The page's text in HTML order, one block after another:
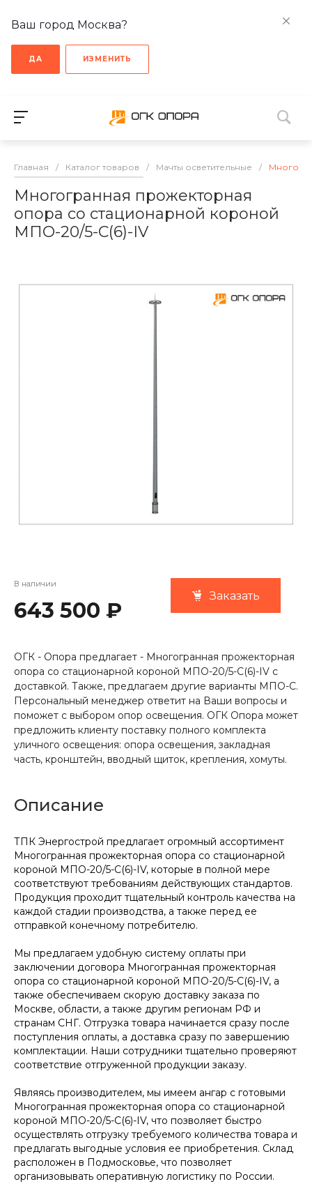
Ваш город Москва?
ДА ИЗМЕНИТЬ
Главная / Каталог товаров / Мачты осветительные /
Многогранная прожекторная
опора со стационарной короной
МПО-20/5-С(6)-IV
В наличии
643 500 ₽
Заказать
ОГК - Опора предлагает - Многогранная прожекторная
опора со стационарной короной МПО-20/5-С(6)-IV с
доставкой. Также, предлагаем другие варианты МПО-С.
Персональный менеджер ответит на Ваши вопросы и
поможет с выбором опор освещения. ОГК Опора может
предложить клиенту поставку полного комплекта
уличного освещения: опора освещения, закладная
часть, кронштейн, вводный щиток, крепления, хомуты.
Описание
ТПК Энергострой предлагает огромный ассортимент
Многогранная прожекторная опора со стационарной
короной МПО-20/5-С(6)-IV, которые в полной мере
соответствуют требованиям действующих стандартов.
Продукция проходит тщательный контроль качества на
каждой стадии производства, а также перед ее
отправкой конечному потребителю.
Мы предлагаем удобную систему оплаты при
заключении договора Многогранная прожекторная
опора со стационарной короной МПО-20/5-С(6)-IV, а
также обеспечиваем скорую доставку заказа по
Москве, области, а также другим регионам РФ и
странам СНГ. Отгрузка товара начинается сразу после
поступления оплаты, а доставка сразу по завершению
комплектации. Наши сотрудники тщательно проверяют
соответствие отгруженной продукции заказу.
Являясь производителем, мы имеем ангар с готовыми
Многогранная прожекторная опора со стационарной
короной МПО-20/5-С(6)-IV, что позволяет быстро
осуществлять отгрузку требуемого количества товара и
предлагать выгодные условия ее приобретения. Склад
расположен в Подмосковье, что позволяет
организовывать оперативную логистику по России.